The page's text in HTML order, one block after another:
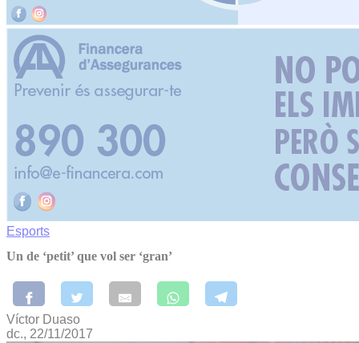
Esports
Un de ‘petit’ que vol ser ‘gran’
Víctor Duaso
dc., 22/11/2017